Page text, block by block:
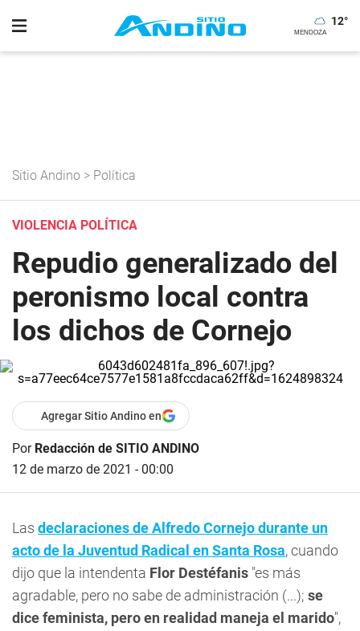
12°
Sitio Andino > Política
VIOLENCIA POLÍTICA
Repudio generalizado del
peronismo local contra
los dichos de Cornejo
Agregar Sitio Andino en
Por Redacción de SITIO ANDINO
12 de marzo de 2021 - 00:00
Las declaraciones de Alfredo Cornejo durante un
acto de la Juventud Radical en Santa Rosa, cuando
dijo que la intendenta Flor Destéfanis "es más
agradable, pero no sabe de administración (...); se
dice feminista, pero en realidad maneja el marido",